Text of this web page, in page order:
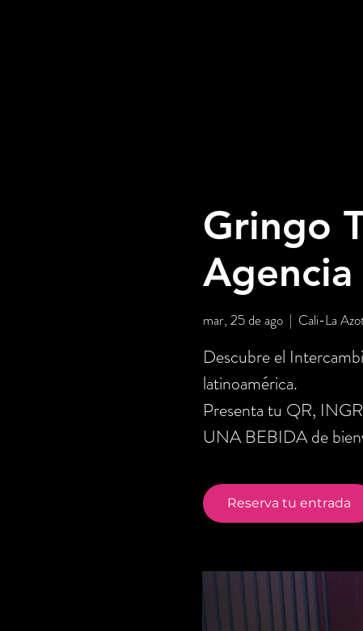
Gringo
mar, 25 de ago
  |
Cali-La
Descubre el
latinoamérica.
Presenta tu QR,
UNA BEBIDA de
Reserva tu entrada